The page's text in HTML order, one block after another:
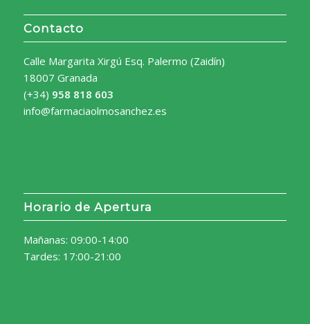
Contacto
Calle Margarita Xirgú Esq. Palermo (Zaidín)
18007 Granada
(+34) 958 818 603
info@farmaciaolmosanchez.es
Horario de Apertura
Mañanas: 09:00-14:00
Tardes: 17:00-21:00